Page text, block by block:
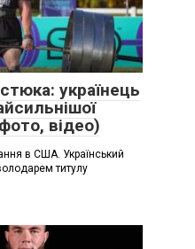
українець
відео)
в США. Український
титулу